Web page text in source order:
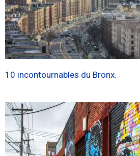
10 incontournables du Bronx.